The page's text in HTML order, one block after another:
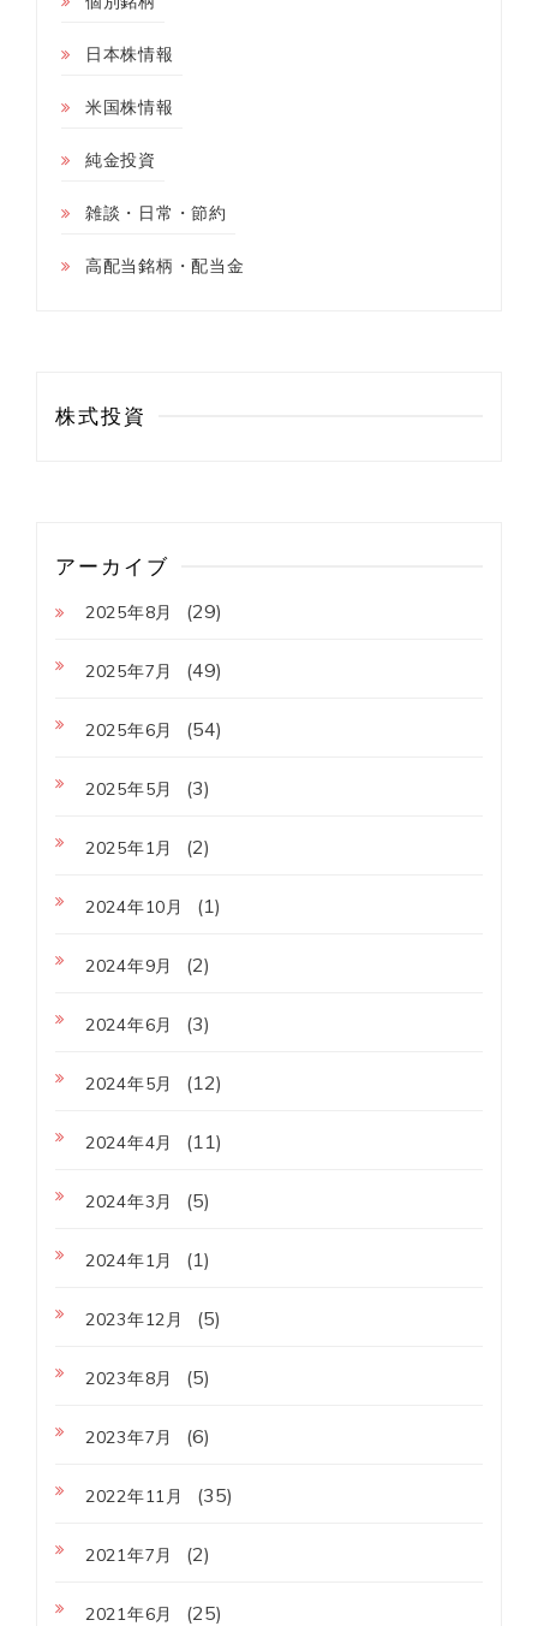
日本株情報
米国株情報
純金投資
雑談・日常・節約
高配当銘柄・配当金
株式投資
アーカイブ
2025年8月 (29)
2025年7月 (49)
2025年6月 (54)
2025年5月 (3)
2025年1月 (2)
2024年10月 (1)
2024年9月 (2)
2024年6月 (3)
2024年5月 (12)
2024年4月 (11)
2024年3月 (5)
2024年1月 (1)
2023年12月 (5)
2023年8月 (5)
2023年7月 (6)
2022年11月 (35)
2021年7月 (2)
2021年6月 (25)